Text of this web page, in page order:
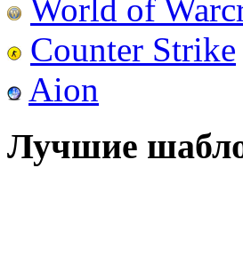
World of
Counter Strike
Aion
Лучшие